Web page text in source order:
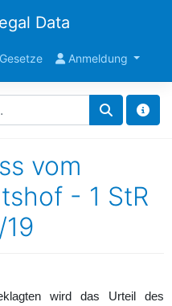
Data
Anmeldung
vom
- 1 StR
wird das Urteil des